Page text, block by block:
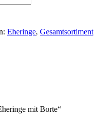
Eheringe, Gesamtsortiment
mit Borte“